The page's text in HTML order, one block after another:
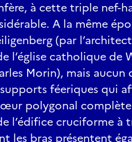
à cette triple nef-
A la même
(par
l’église catholique de
Morin), mais aucun
féeriques qui
polygonal
l’édifice cruciforme à
les bras présentent